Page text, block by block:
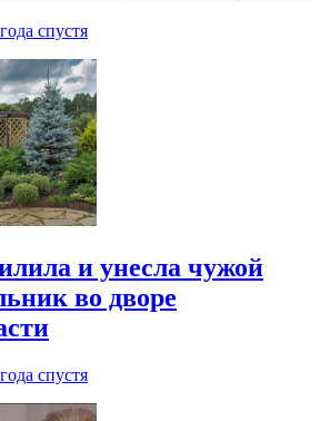
спустя
и унесла чужой
во дворе
спустя